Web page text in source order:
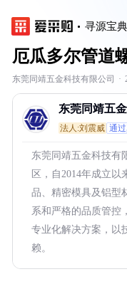
寻源宝典
厄瓜多尔管道
东莞同靖五金科技有限公司 ·
东莞同靖五
法人:刘震威 通
东莞同靖五金科技有
区，自2014年成立以
品、精密模具及铝型
系和严格的品质管控
专业化解决方案，以
赖。